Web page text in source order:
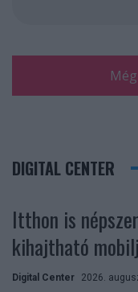
DIGITAL CENTER
Itthon is
kihajtható
Digital Center 2026.